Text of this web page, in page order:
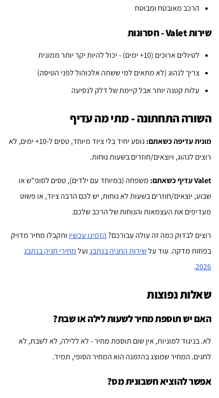
הרכב מאובטח ומבוטח
שירות Valet - חסרונות
לטיולים ארוכים (10+ ימים) - יכול להיות יקר יותר ממונית
צריך לנהוג (לא מתאים למי ששתה אלכוהול לפני הטיסה)
עלות קטנה יותר אבל קיימת של דלק לנסיעה
השורה התחתונה - מתי מה עדיף
מונית עדיפה כשאתם:
נוסע יחיד בלי ציוד מיוחד, טסים ל-10+ ימים, לא
רוצים לנהוג, ויוצאים/חוזרים בשעות נוחות.
Valet עדיף כשאתם:
משפחה (במיוחד עם ילדים), טסים לסופ"ש או
שבוע, יוצאים/חוזרים בשעות לא נוחות, יש לכם הרבה ציוד, או פשוט
מעדיפים את העצמאות והנוחות של הרכב שלכם.
רוצים לבדוק כמה זה עולה עבורכם?הזמינו עכשיו ותקבלו מחיר מדויק
בפחות מדקה. עוד עלשירות החניה בנתבגועלמחירי חניה בנתבג
2026
.
שאלות נפוצות
האם יש תוספת מחיר לשעות לילה או שבת?
לא. בניגוד למוניות, אין שום תוספת מחיר - לא ללילה, לא לשבת, לא
לחגים. המחיר שמוצג בהזמנה הוא המחיר הסופי, תמיד.
אפשר להוציא חשבונית מס?